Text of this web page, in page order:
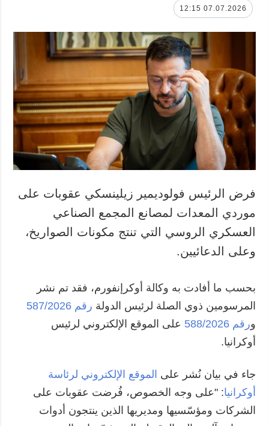
07.07.2026 12:15
فرض الرئيس فولوديمير زيلينسكي عقوبات على
موردي المعدات لمصانع المجمع الصناعي
العسكري الروسي التي تنتج مكونات الصواريخ،
وعلى الدعائيين.
بحسب ما أفادت به وكالة أوكرإنفورم، فقد تم نشر
المرسومين ذوي الصلة لرئيس الدولة رقم 587/2026
ورقم 588/2026
على الموقع الإلكتروني لرئيس
أوكرانيا.
جاء في بيان نُشر على الموقع الإلكتروني لرئاسة
أوكرانيا: "على وجه الخصوص، فُرضت عقوبات على
الشركات ومؤسّسيها ومديريها الذين ينتجون أدوات